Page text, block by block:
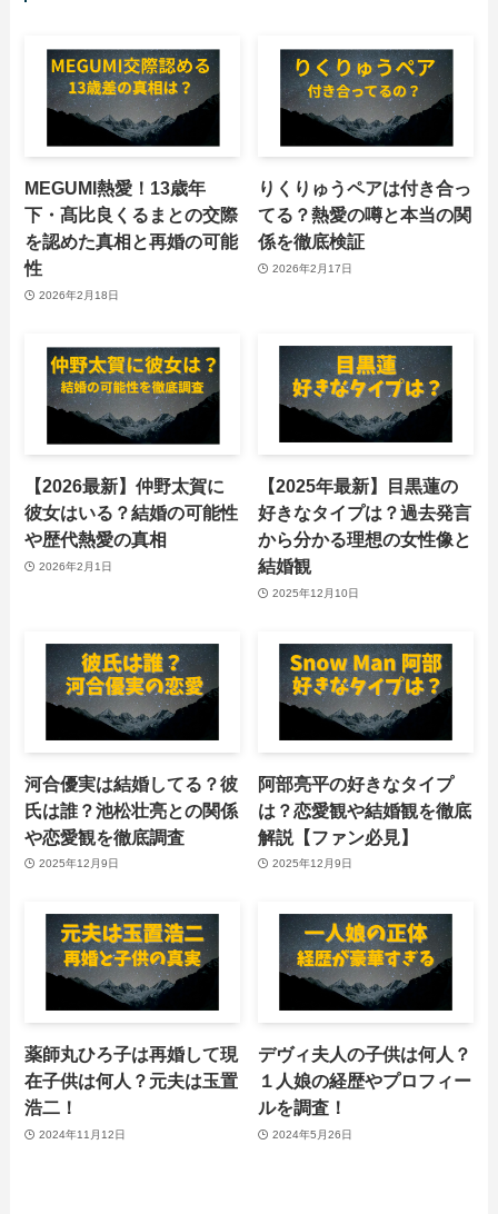
MEGUMI熱愛！13歳年
下・髙比良くるまとの交際
を認めた真相と再婚の可能
性
2026年2月18日
りくりゅうペアは付き合っ
てる？熱愛の噂と本当の関
係を徹底検証
2026年2月17日
【2026最新】仲野太賀に
彼女はいる？結婚の可能性
や歴代熱愛の真相
2026年2月1日
【2025年最新】目黒蓮の
好きなタイプは？過去発言
から分かる理想の女性像と
結婚観
2025年12月10日
河合優実は結婚してる？彼
氏は誰？池松壮亮との関係
や恋愛観を徹底調査
2025年12月9日
阿部亮平の好きなタイプ
は？恋愛観や結婚観を徹底
解説【ファン必見】
2025年12月9日
薬師丸ひろ子は再婚して現
在子供は何人？元夫は玉置
浩二！
2024年11月12日
デヴィ夫人の子供は何人？
１人娘の経歴やプロフィー
ルを調査！
2024年5月26日